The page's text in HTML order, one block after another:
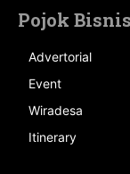
Pojok Bisnis
Advertorial
Event
Wiradesa
Itinerary